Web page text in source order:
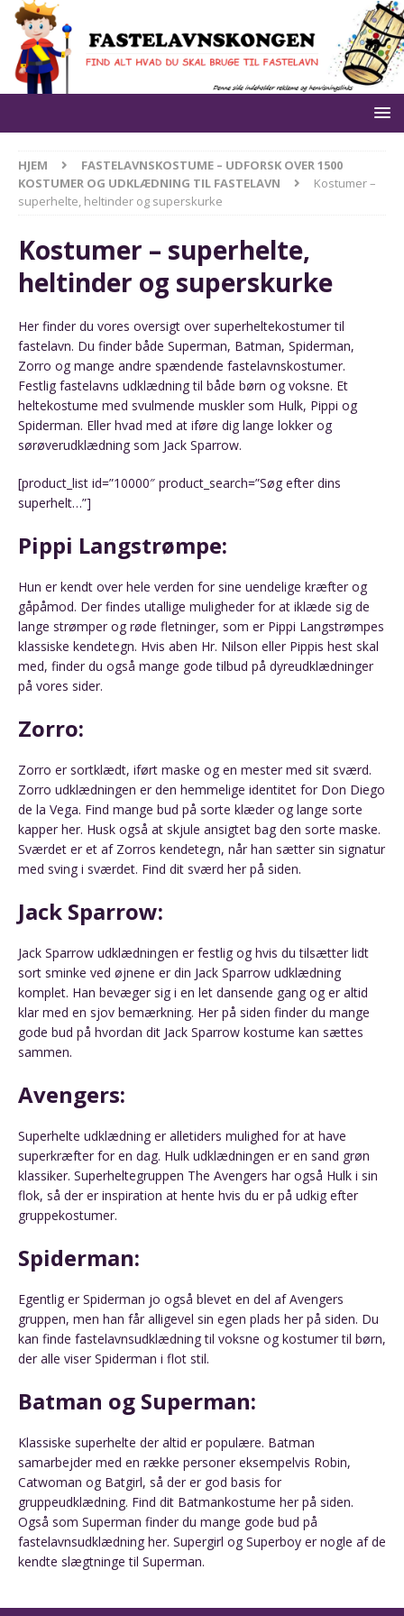
HJEM
FASTELAVNSKOSTUME – UDFORSK OVER 1500
KOSTUMER OG UDKLÆDNING TIL FASTELAVN
Kostumer –
superhelte, heltinder og superskurke
Kostumer – superhelte,
heltinder og superskurke
Her finder du vores oversigt over superheltekostumer til
fastelavn. Du finder både Superman, Batman, Spiderman,
Zorro og mange andre spændende fastelavnskostumer.
Festlig fastelavns udklædning til både børn og voksne. Et
heltekostume med svulmende muskler som Hulk, Pippi og
Spiderman. Eller hvad med at iføre dig lange lokker og
sørøverudklædning som Jack Sparrow.
[product_list id=”10000″ product_search=”Søg efter dins
superhelt…”]
Pippi Langstrømpe:
Hun er kendt over hele verden for sine uendelige kræfter og
gåpåmod. Der findes utallige muligheder for at iklæde sig de
lange strømper og røde fletninger, som er Pippi Langstrømpes
klassiske kendetegn. Hvis aben Hr. Nilson eller Pippis hest skal
med, finder du også mange gode tilbud på dyreudklædninger
på vores sider.
Zorro:
Zorro er sortklædt, iført maske og en mester med sit sværd.
Zorro udklædningen er den hemmelige identitet for Don Diego
de la Vega. Find mange bud på sorte klæder og lange sorte
kapper her. Husk også at skjule ansigtet bag den sorte maske.
Sværdet er et af Zorros kendetegn, når han sætter sin signatur
med sving i sværdet. Find dit sværd her på siden.
Jack Sparrow:
Jack Sparrow udklædningen er festlig og hvis du tilsætter lidt
sort sminke ved øjnene er din Jack Sparrow udklædning
komplet. Han bevæger sig i en let dansende gang og er altid
klar med en sjov bemærkning. Her på siden finder du mange
gode bud på hvordan dit Jack Sparrow kostume kan sættes
sammen.
Avengers:
Superhelte udklædning er alletiders mulighed for at have
superkræfter for en dag. Hulk udklædningen er en sand grøn
klassiker. Superheltegruppen The Avengers har også Hulk i sin
flok, så der er inspiration at hente hvis du er på udkig efter
gruppekostumer.
Spiderman:
Egentlig er Spiderman jo også blevet en del af Avengers
gruppen, men han får alligevel sin egen plads her på siden. Du
kan finde fastelavnsudklædning til voksne og kostumer til børn,
der alle viser Spiderman i flot stil.
Batman og Superman:
Klassiske superhelte der altid er populære. Batman
samarbejder med en række personer eksempelvis Robin,
Catwoman og Batgirl, så der er god basis for
gruppeudklædning. Find dit Batmankostume her på siden.
Også som Superman finder du mange gode bud på
fastelavnsudklædning her. Supergirl og Superboy er nogle af de
kendte slægtninge til Superman.